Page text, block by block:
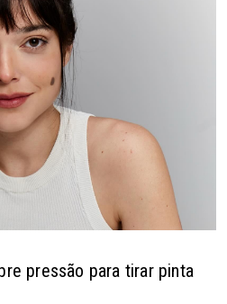
pressão para tirar pinta